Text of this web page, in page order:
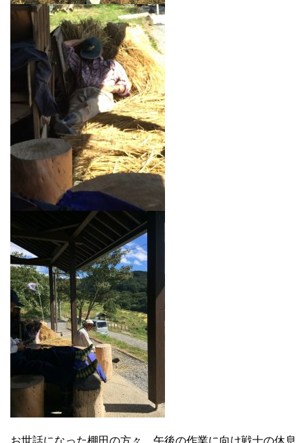
お世話になった棚田の方々。午後の作業に向け戦士の休息